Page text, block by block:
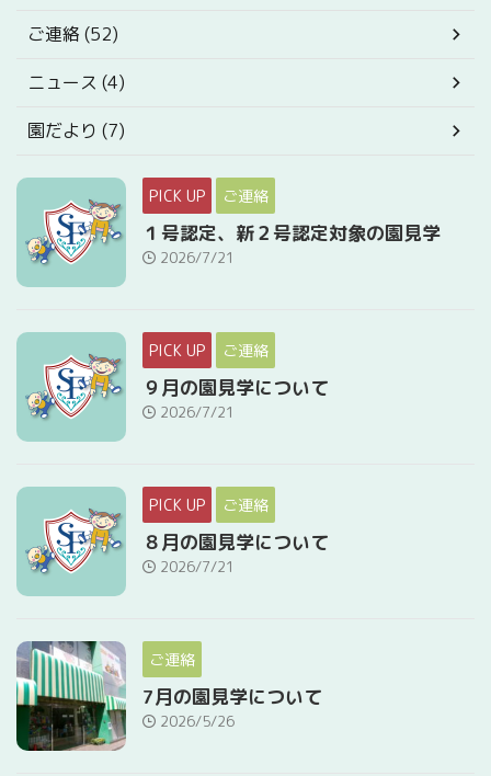
ご連絡 (52)
ニュース (4)
園だより (7)
PICK UP ご連絡
１号認定、新２号認定対象の園見学
2026/7/21
PICK UP ご連絡
９月の園見学について
2026/7/21
PICK UP ご連絡
８月の園見学について
2026/7/21
ご連絡
7月の園見学について
2026/5/26